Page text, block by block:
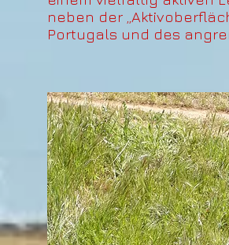
neben der
Portugals und des